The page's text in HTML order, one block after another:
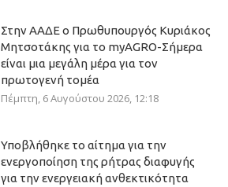
Στην ΑΑΔΕ ο Πρωθυπουργός Κυριάκος
Μητσοτάκης για το myAGRO-Σήμερα
είναι μια μεγάλη μέρα για τον
πρωτογενή τομέα
Πέμπτη, 6 Αυγούστου 2026, 12:18
Υποβλήθηκε το αίτημα για την
ενεργοποίηση της ρήτρας διαφυγής
για την ενεργειακή ανθεκτικότητα